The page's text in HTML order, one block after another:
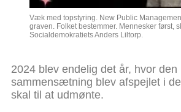
Væk med topstyring. New Public
graven. Folket bestemmer. Mennesker først,
Socialdemokratiets Anders Liltorp.
2024 blev endelig det år, hvor den
sammensætning blev afspejlet i
skal til at udmønte.